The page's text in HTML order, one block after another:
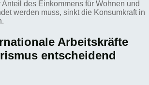
des Einkommens für Wohnen und
werden muss, sinkt die Konsumkraft in
Arbeitskräfte
entscheidend